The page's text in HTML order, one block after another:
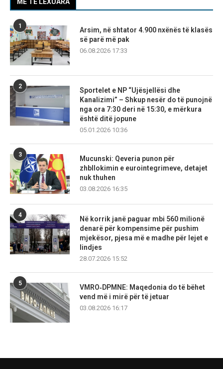
MË TË LEXUARA
1
Arsim, në shtator 4.900 nxënës të klasës
së parë më pak
06.08.2026 17:33
2
Sportelet e NP “Ujësjellësi dhe
Kanalizimi” – Shkup nesër do të punojnë
nga ora 7:30 deri në 15:30, e mërkura
është ditë jopune
05.01.2026 10:36
3
Mucunski: Qeveria punon për
zhbllokimin e eurointegrimeve, detajet
nuk thuhen
03.08.2026 16:35
4
Në korrik janë paguar mbi 560 milionë
denarë për kompensime për pushim
mjekësor, pjesa më e madhe për lejet e
lindjes
28.07.2026 15:52
5
VMRO‑DPMNE: Maqedonia do të bëhet
vend më i mirë për të jetuar
03.08.2026 16:17